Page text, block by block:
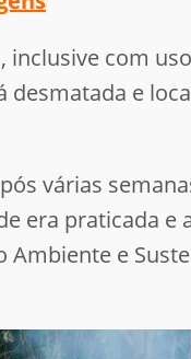
com
e
várias
era praticada e
Ambiente e